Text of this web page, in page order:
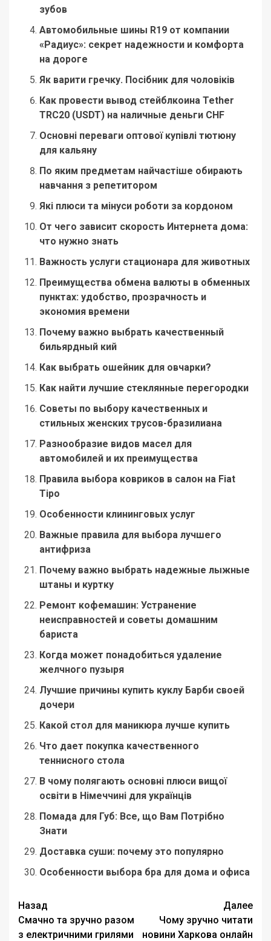
зубов
Автомобильные шины R19 от компании
«Радиус»: секрет надежности и комфорта
на дороге
Як варити гречку. Посібник для чоловіків
Как провести вывод стейблкоина Tether
TRC20 (USDT) на наличные деньги CHF
Основні переваги оптової купівлі тютюну
для кальяну
По яким предметам найчастіше обирають
навчання з репетитором
Які плюси та мінуси роботи за кордоном
От чего зависит скорость Интернета дома:
что нужно знать
Важность услуги стационара для животных
Преимущества обмена валюты в обменных
пунктах: удобство, прозрачность и
экономия времени
Почему важно выбрать качественный
бильярдный кий
Как выбрать ошейник для овчарки?
Как найти лучшие стеклянные перегородки
Советы по выбору качественных и
стильных женских трусов-бразилиана
Разнообразие видов масел для
автомобилей и их преимущества
Правила выбора ковриков в салон на Fiat
Tipo
Особенности клининговых услуг
Важные правила для выбора лучшего
антифриза
Почему важно выбрать надежные лыжные
штаны и куртку
Ремонт кофемашин: Устранение
неисправностей и советы домашним
бариста
Когда может понадобиться удаление
желчного пузыря
Лучшие причины купить куклу Барби своей
дочери
Какой стол для маникюра лучше купить
Что дает покупка качественного
теннисного стола
В чому полягають основні плюси вищої
освіти в Німеччині для українців
Помада для Губ: Все, що Вам Потрібно
Знати
Доставка суши: почему это популярно
Особенности выбора бра для дома и офиса
Навигация
записи
Назад
Смачно та зручно разом
з електричними грилями
Далее
Чому зручно читати
новини Харкова онлайн